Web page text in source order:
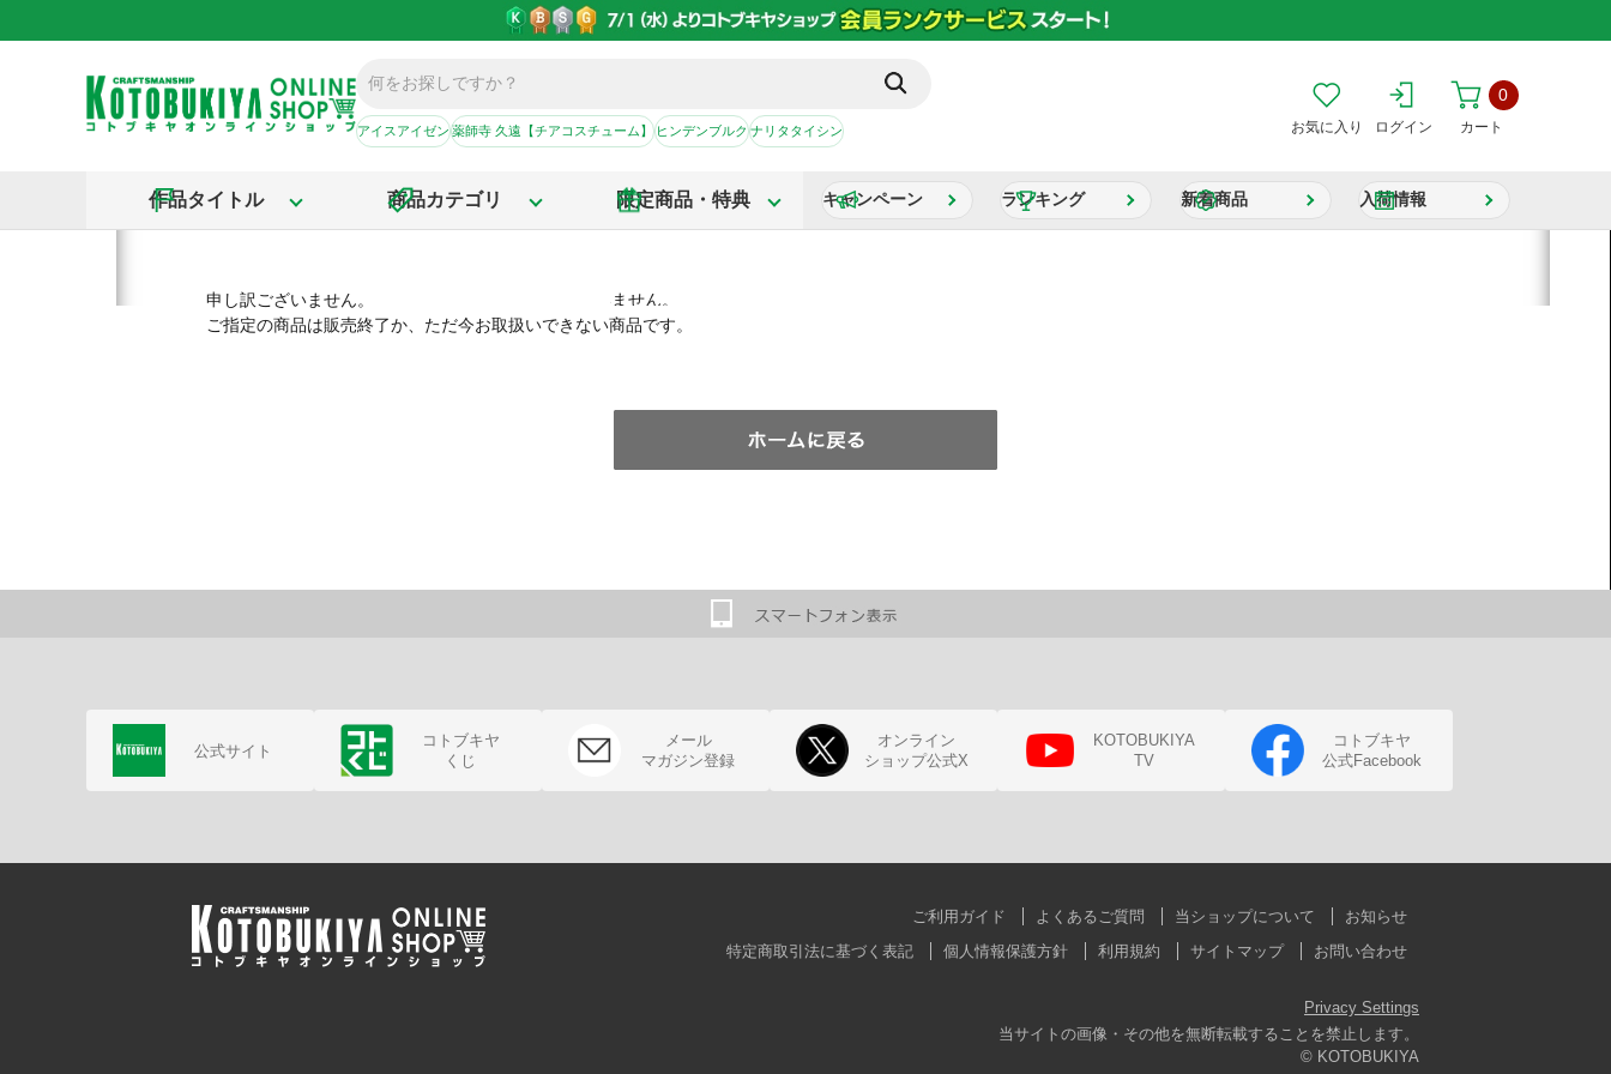
アイスアイゼン薬師寺 久遠【チアコスチューム】ヒンデンブルクナリタタイシン お気に入り ログイン カート
0
作品タイトル 商品カテゴリ 限定商品・特典 キャンペーン ランキング 新着商品 入荷情報
申し訳ございません。
ご指定の商品は販売終了か、ただ今お取扱いできない商品です。
公式サイト
コトブキヤ
くじ
メール
マガジン登録
オンライン
ショップ公式X
KOTOBUKIYA
TV
コトブキヤ
公式Facebook
ご利用ガイド よくあるご質問 当ショップについて
お知らせ
特定商取引法に基づく表記
個人情報保護方針 利用規約 サイトマップ お問い合わせ
Privacy Settings
当サイトの画像・その他を無断転載することを禁止します。
© KOTOBUKIYA